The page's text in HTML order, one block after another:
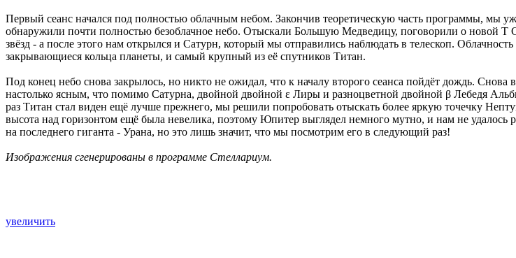
Первый сеанс начался под полностью облачным небом. Закончив теоретическую часть программы, мы
обнаружили почти полностью безоблачное небо. Отыскали Большую Медведицу, поговорили о новой Т
звёзд - а после этого нам открылся и Сатурн, который мы отправились наблюдать в телескоп.
закрывающиеся кольца планеты, и самый крупный из её спутников Титан.
Под конец небо снова закрылось, но никто не ожидал, что к началу второго сеанса пойдёт дождь.
настолько ясным, что помимо Сатурна, двойной двойной ε Лиры и разноцветной двойной β Лебедя
раз Титан стал виден ещё лучше прежнего, мы решили попробовать отыскать более яркую точечку
высота над горизонтом ещё была невелика, поэтому Юпитер выглядел немного мутно, и нам не
на последнего гиганта - Урана, но это лишь значит, что мы посмотрим его в следующий раз!
Изображения сгенерированы в программе Стеллариум.
увеличить